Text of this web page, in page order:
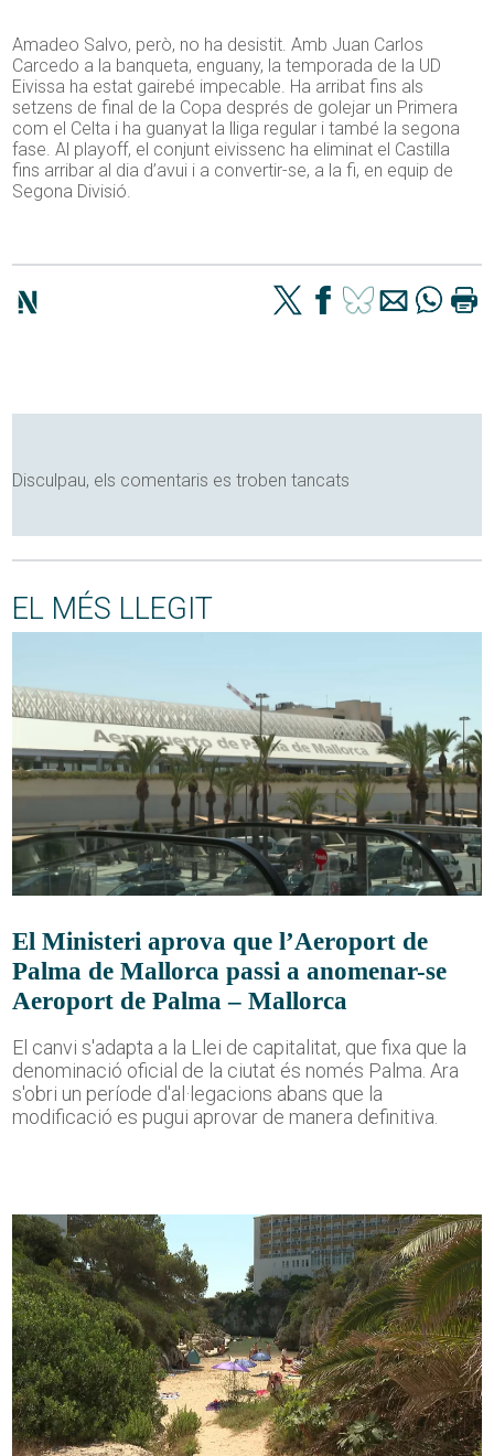
Amadeo Salvo, però, no ha desistit. Amb Juan Carlos
Carcedo a la banqueta, enguany, la temporada de la UD
Eivissa ha estat gairebé impecable. Ha arribat fins als
setzens de final de la Copa després de golejar un Primera
com el Celta i ha guanyat la lliga regular i també la segona
fase. Al playoff, el conjunt eivissenc ha eliminat el Castilla
fins arribar al dia d’avui i a convertir-se, a la fi, en equip de
Segona Divisió.
Disculpau, els comentaris es troben tancats
EL MÉS LLEGIT
El Ministeri aprova que l’Aeroport de
Palma de Mallorca passi a anomenar-se
Aeroport de Palma – Mallorca
El canvi s'adapta a la Llei de capitalitat, que fixa que la
denominació oficial de la ciutat és només Palma. Ara
s'obri un període d'al·legacions abans que la
modificació es pugui aprovar de manera definitiva.